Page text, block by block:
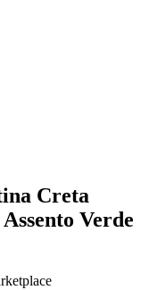
Creta
Verde